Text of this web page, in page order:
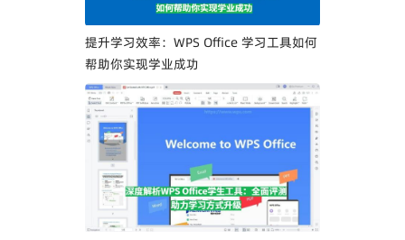
提升学习效率：WPS Office 学习工具如何
帮助你实现学业成功